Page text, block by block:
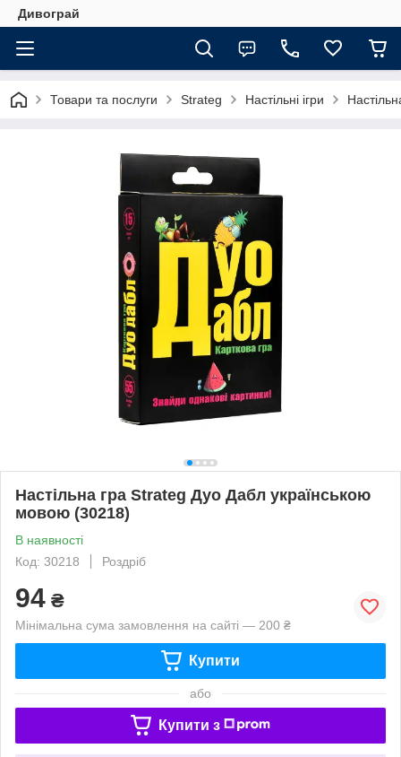
Дивограй
Товари та послуги Strateg Настільні ігри
Настільна гра Strateg Дуо Дабл українською
мовою (30218)
В наявності
Код: 30218
Роздріб
94 ₴
Мінімальна сума замовлення на сайті — 200 ₴
Купити
або
Купити з